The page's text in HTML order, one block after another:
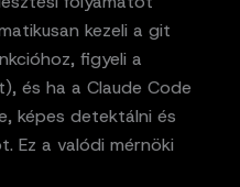
kezeli a git
figyeli a
és ha a Claude Code
képes detektálni és
Ez a valódi mérnöki